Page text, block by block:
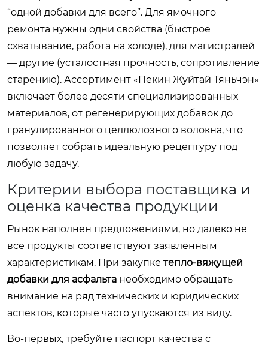
“одной добавки для всего”. Для ямочного
ремонта нужны одни свойства (быстрое
схватывание, работа на холоде), для магистралей
— другие (усталостная прочность, сопротивление
старению). Ассортимент «Пекин Жуйтай Тяньчэн»
включает более десяти специализированных
материалов, от регенерирующих добавок до
гранулированного целлюлозного волокна, что
позволяет собрать идеальную рецептуру под
любую задачу.
Критерии выбора поставщика и
оценка качества продукции
Рынок наполнен предложениями, но далеко не
все продукты соответствуют заявленным
характеристикам. При закупке тепло-вяжущей
добавки для асфальта необходимо обращать
внимание на ряд технических и юридических
аспектов, которые часто упускаются из виду.
Во-первых, требуйте паспорт качества с